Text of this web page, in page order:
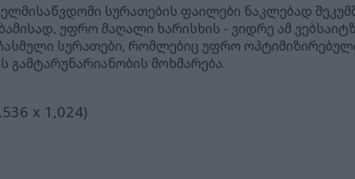
სურათების ფაილები ნაკლებად
უფრო მაღალი ხარისხის - ვიდრე ამ
სურათები, რომლებიც უფრო
გამტარუნარიანობის მოხმარება.
x 1,024)